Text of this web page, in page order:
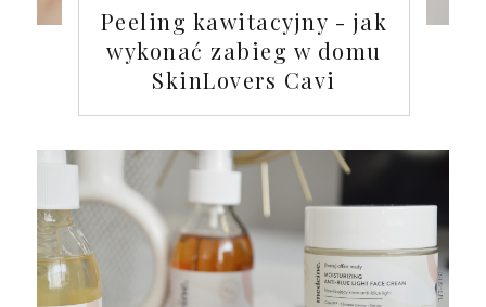
Peeling kawitacyjny - jak
wykonać zabieg w domu
SkinLovers Cavi